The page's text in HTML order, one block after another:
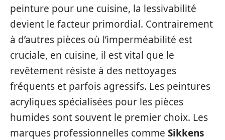
peinture pour une cuisine, la lessivabilité
devient le facteur primordial. Contrairement
à d’autres pièces où l’imperméabilité est
cruciale, en cuisine, il est vital que le
revêtement résiste à des nettoyages
fréquents et parfois agressifs. Les peintures
acryliques spécialisées pour les pièces
humides sont souvent le premier choix. Les
marques professionnelles comme Sikkens